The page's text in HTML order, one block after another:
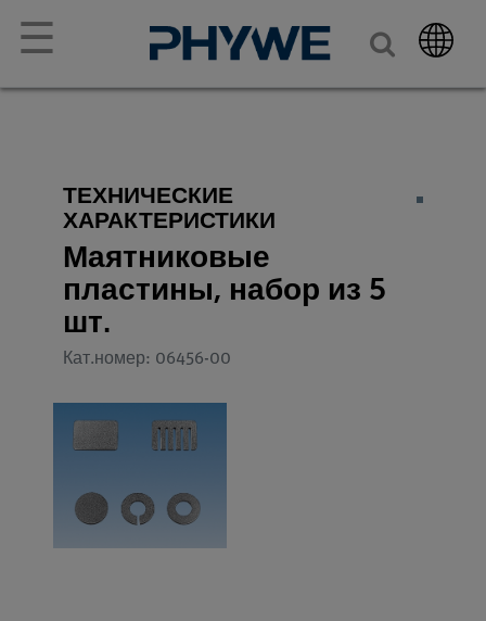
☰
ТЕХНИЧЕСКИЕ
ХАРАКТЕРИСТИКИ
Маятниковые
пластины, набор из 5
шт.
Кат.номер: 06456-00